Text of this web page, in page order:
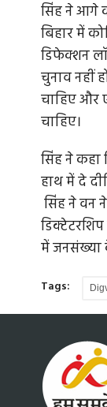
सिंह ने आगे
बिहार में
डिफेक्शन
चुनाव नहीं
चाहिए और
चाहिए।
सिंह ने कहा
हाथ में दे
सिंह ने वन
में जनसंख्या
Tags: